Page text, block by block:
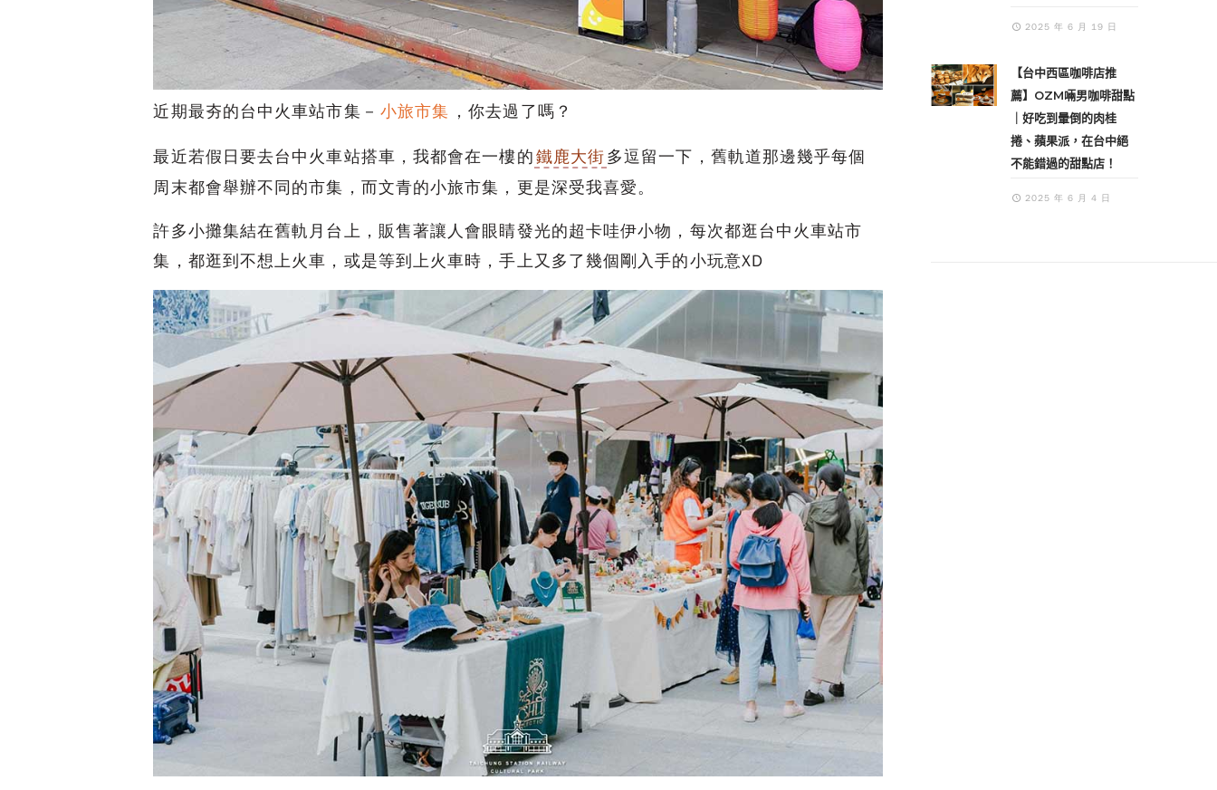
近期最夯的台中火車站市集－ 小旅市集 ，你去過了嗎？
最近若假日要去台中火車站搭車，我都會在一樓的鐵鹿大街多逗留一下，舊軌道那邊幾乎每個
周末都會舉辦不同的市集，而文青的小旅市集，更是深受我喜愛。
許多小攤集結在舊軌月台上，販售著讓人會眼睛發光的超卡哇伊小物，每次都逛台中火車站市
集，都逛到不想上火車，或是等到上火車時，手上又多了幾個剛入手的小玩意XD
2025 年 6 月 19 日
【台中西區咖啡店推
薦】OZM啢男咖啡甜點
｜好吃到暈倒的肉桂
捲、蘋果派，在台中絕
不能錯過的甜點店！
2025 年 6 月 4 日